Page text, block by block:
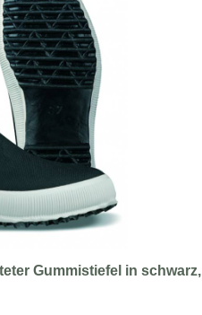
Gummistiefel in schwarz,